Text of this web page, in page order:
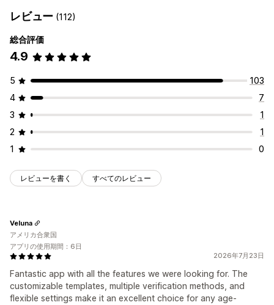
レビュー (112)
総合評価
4.9
5
103
4
7
3
1
2
1
1
0
レビューを書く すべてのレビュー
2026年7月23日
Fantastic app with all the features we were looking for. The
customizable templates, multiple verification methods, and
flexible settings make it an excellent choice for any age-
Veluna
アメリカ合衆国
アプリの使用期間：6日